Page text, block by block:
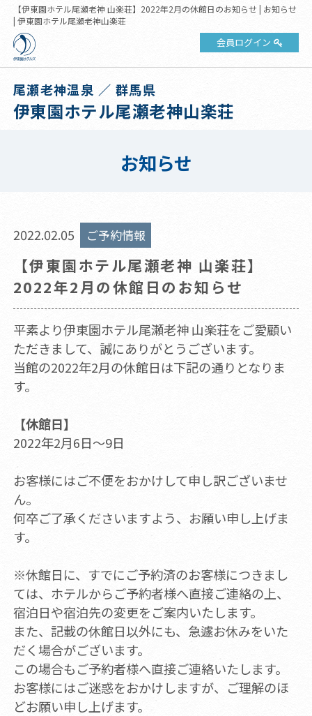
【伊東園ホテル尾瀬老神 山楽荘】2022年2月の休館日のお知らせ | お知らせ
| 伊東園ホテル尾瀬老神山楽荘
会員ログイン
尾瀬老神温泉 ／ 群馬県
伊東園ホテル尾瀬老神山楽荘
お知らせ
2022.02.05 ご予約情報
【伊東園ホテル尾瀬老神 山楽荘】
2022年2月の休館日のお知らせ
平素より伊東園ホテル尾瀬老神 山楽荘をご愛顧い
ただきまして、誠にありがとうございます。
当館の2022年2月の休館日は下記の通りとなりま
す。
【休館日】
2022年2月6日～9日
お客様にはご不便をおかけして申し訳ございませ
ん。
何卒ご了承くださいますよう、お願い申し上げま
す。
※休館日に、すでにご予約済のお客様につきまし
ては、ホテルからご予約者様へ直接ご連絡の上、
宿泊日や宿泊先の変更をご案内いたします。
また、記載の休館日以外にも、急遽お休みをいた
だく場合がございます。
この場合もご予約者様へ直接ご連絡いたします。
お客様にはご迷惑をおかけしますが、ご理解のほ
どお願い申し上げます。